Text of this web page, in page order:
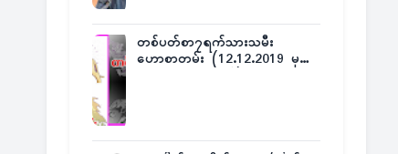
တစ်ပတ်စာ၇ရက်သားသမီး
ဟောစာတမ်း (12.12.2019 မှ